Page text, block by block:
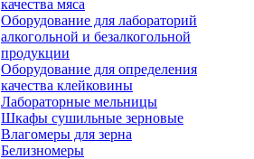
качества мяса
Оборудование для лабораторий
алкогольной и безалкогольной
продукции
Оборудование для определения
качества клейковины
Лабораторные мельницы
Шкафы сушильные зерновые
Влагомеры для зерна
Белизномеры